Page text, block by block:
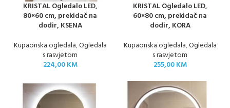
KRISTAL Ogledalo LED,
80×60 cm, prekidač na
dodir, KSENA
Kupaonska ogledala,Ogledala
s rasvjetom
224,00KM
KRISTAL Ogledalo LED,
60×80 cm, prekidač na
dodir, KORA
Kupaonska ogledala,Ogledala
s rasvjetom
255,00KM